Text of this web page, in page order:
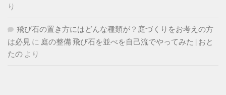
り
飛び石の置き方にはどんな種類が？庭づくりをお考えの方
は必見 に 庭の整備 飛び石を並べを自己流でやってみた | おと
たの より